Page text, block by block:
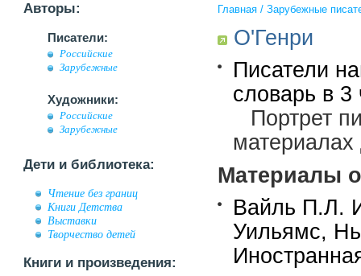
Авторы:
Писатели:
Российские
Зарубежные
Художники:
Российские
Зарубежные
Дети и библиотека:
Чтение без границ
Книги Детства
Выставки
Творчество детей
Книги и произведения:
Главная / Зарубежные
О'Генри
Писатели
словарь в
Портрет
материалах
Материалы
Вайль П.Л.
Уильямс,